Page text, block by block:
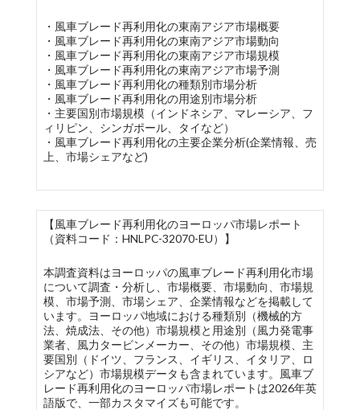
・風車ブレード再利用化の東南アジア市場概要
・風車ブレード再利用化の東南アジア市場動向
・風車ブレード再利用化の東南アジア市場規模
・風車ブレード再利用化の東南アジア市場予測
・風車ブレード再利用化の種類別市場分析
・風車ブレード再利用化の用途別市場分析
・主要国別市場規模（インドネシア、マレーシア、フ
ィリピン、シンガポール、タイなど）
・風車ブレード再利用化の主要企業分析(企業情報、売
上、市場シェアなど)
【風車ブレード再利用化のヨーロッパ市場レポート
（資料コード：HNLPC-32070-EU）】
本調査資料はヨーロッパの風車ブレード再利用化市場
について調査・分析し、市場概要、市場動向、市場規
模、市場予測、市場シェア、企業情報などを掲載して
います。ヨーロッパ地域における種類別（機械的方
法、焼成法、その他）市場規模と用途別（風力発電事
業者、風力タービンメーカー、その他）市場規模、主
要国別（ドイツ、フランス、イギリス、イタリア、ロ
シアなど）市場規模データも含まれています。風車ブ
レード再利用化のヨーロッパ市場レポートは2026年英
語版で、一部カスタマイズも可能です。